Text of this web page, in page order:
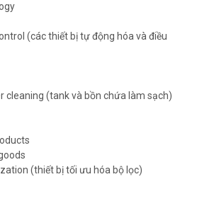
(các thiết bị tự động hóa và điều
cleaning (tank và bồn chứa làm sạch)
(thiết bị tối ưu hóa bộ lọc)